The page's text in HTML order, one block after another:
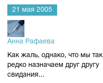
21 мая 2005
Анна Рафаева
Как жаль, однако, что мы так
редко назначаем друг другу
свидания...